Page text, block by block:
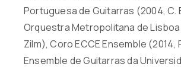
Portuguesa de Guitarras (2004, C.
Orquestra Metropolitana de Lisboa
Zilm), Coro ECCE Ensemble (2014,
Ensemble de Guitarras da